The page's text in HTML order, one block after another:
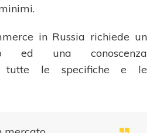
in Russia richiede un
ed una conoscenza
tutte le specifiche e le